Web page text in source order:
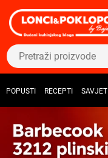
POPUSTI RECEPTI SAVJETI